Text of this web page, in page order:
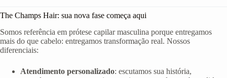
The Champs Hair: sua nova fase começa aqui
Somos referência em prótese capilar masculina porque entregamos
mais do que cabelo: entregamos transformação real. Nossos
diferenciais:
Atendimento personalizado: escutamos sua história,